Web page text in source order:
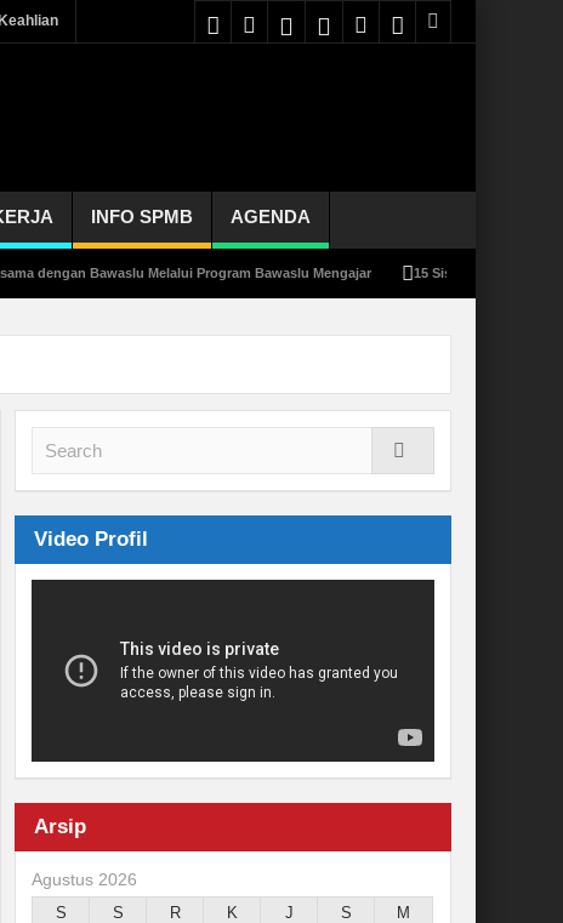
INFO SPMB AGENDA
Bawaslu Melalui Program Bawaslu Mengajar 15 Siswa-Siswa SMKN 1
Video Profil
Arsip
Agustus 2026
S S R K J S M